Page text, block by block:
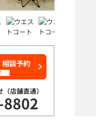
店舗直通）
談予約